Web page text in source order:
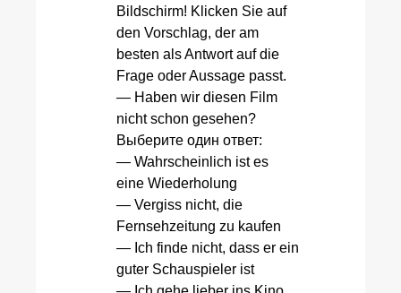
Bildschirm! Klicken Sie auf
den Vorschlag, der am
besten als Antwort auf die
Frage oder Aussage passt.
— Haben wir diesen Film
nicht schon gesehen?
Выберите один ответ:
— Wahrscheinlich ist es
eine Wiederholung
— Vergiss nicht, die
Fernsehzeitung zu kaufen
— Ich finde nicht, dass er ein
guter Schauspieler ist